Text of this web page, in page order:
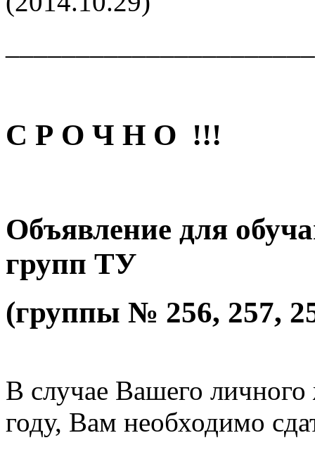
С Р О Ч Н О !!!
Объявление для
групп ТУ
(группы № 256, 257,
В случае Вашего
году, Вам необходимо